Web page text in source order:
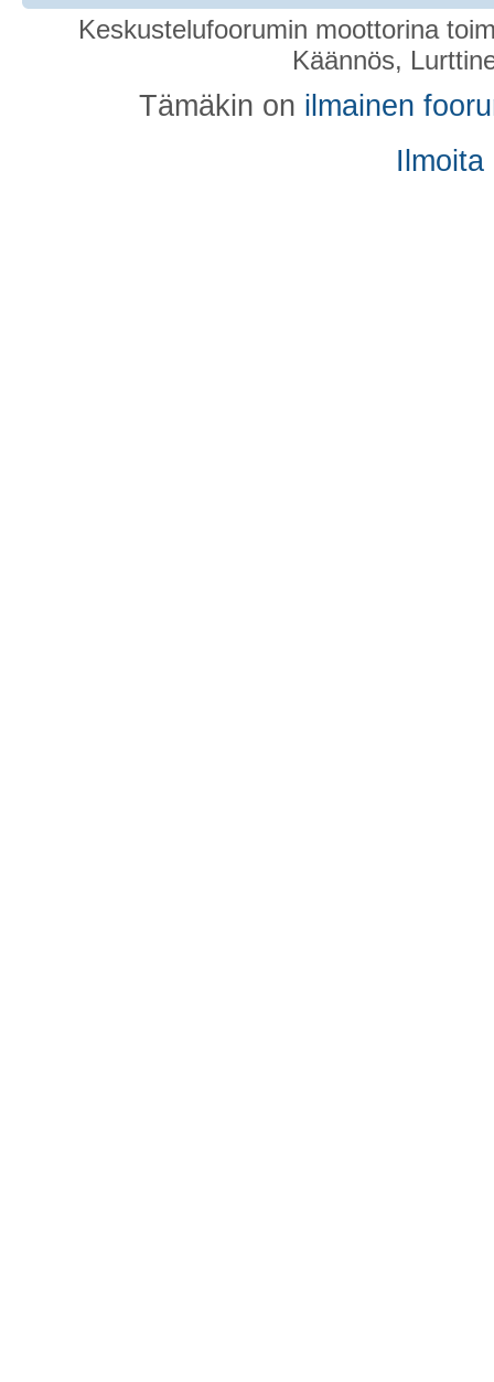
Keskustelufoorumin moottorina
Käännös,
Tämäkin on ilmainen